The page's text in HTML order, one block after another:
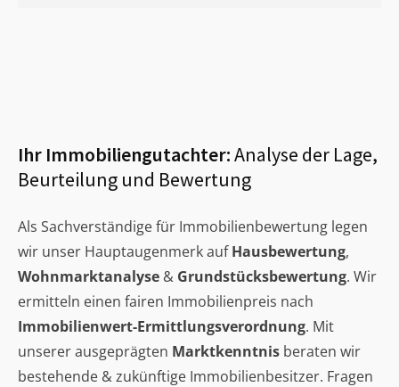
Ihr Immobiliengutachter:Analyse der Lage,
Beurteilung und Bewertung
Als Sachverständige für Immobilienbewertung legen
wir unser Hauptaugenmerk aufHausbewertung,
Wohnmarktanalyse & Grundstücksbewertung. Wir
ermitteln einen fairen Immobilienpreis nach
Immobilienwert-Ermittlungsverordnung. Mit
unserer ausgeprägten Marktkenntnis beraten wir
bestehende & zukünftige Immobilienbesitzer. Fragen